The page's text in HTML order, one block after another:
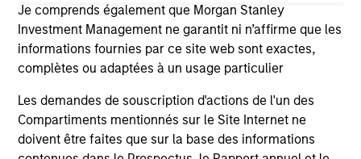
Je comprends également que Morgan Stanley
Investment Management ne garantit ni n’affirme que les
informations fournies par ce site web sont exactes,
complètes ou adaptées à un usage particulier
Les demandes de souscription d'actions de l'un des
Compartiments mentionnés sur le Site Internet ne
doivent être faites que sur la base des informations